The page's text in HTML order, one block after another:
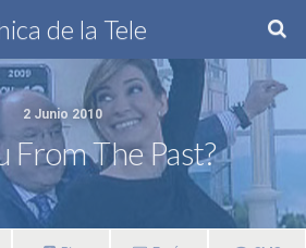
de la Tele
2 Junio 2010
From The Past?